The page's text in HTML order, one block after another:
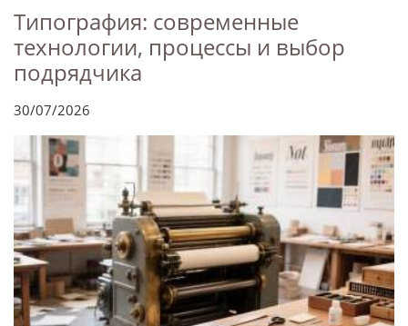
Типография: современные
технологии, процессы и выбор
подрядчика
30/07/2026